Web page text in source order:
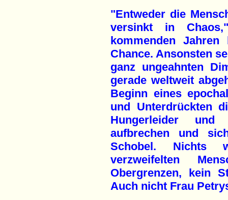
"Entweder die
versinkt in
kommenden
Chance. Ansonsten
ganz ungeahnten
gerade weltweit
Beginn eines
und Unterdrückten
Hungerleider und
aufbrechen und
Schobel. Nichts
verzweifelten
Obergrenzen, kein
Auch nicht Frau